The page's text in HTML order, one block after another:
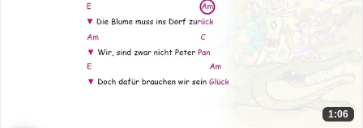
1:06